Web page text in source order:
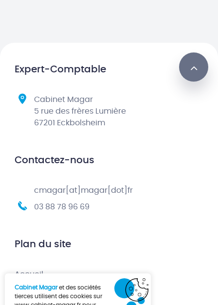
Expert-Comptable
Cabinet Magar
5 rue des frères Lumière
67201 Eckbolsheim
Contactez-nous
cmagar[at]magar[dot]fr
03 88 78 96 69
Plan du site
Accueil
Création d’entreprise
Cabinet Magaret des sociétés
tierces utilisent des cookies sur